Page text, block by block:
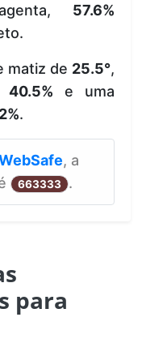
57.6%
matiz de 25.5°,
40.5% e uma
.
, a
663333 .
para